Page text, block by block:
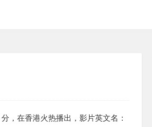
，在香港火热播出，影片英文名：